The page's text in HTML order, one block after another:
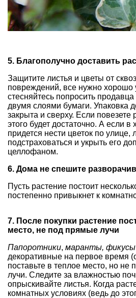
5. Благополучно доставить
Защитите листья и цветы от
повреждений, все нужно хорошо
стесняйтесь попросить
двумя слоями бумаги. Упаковка
закрыта и сверху. Если
этого будет достаточно. А если в
придется нести цветок по улице,
подстраховаться и укрыть его
целлофаном.
6. Дома не спешите
Пусть растение постоит
постепенно привыкнет к
7. После покупки растение
место, не под прямые лучи
Папоротники, маранты, фикусы
декоративные на первое время
поставьте в теплое место, но
лучи. Следите за влажностью
опрыскивайте листья. Когда
комнатных условиях (ведь до